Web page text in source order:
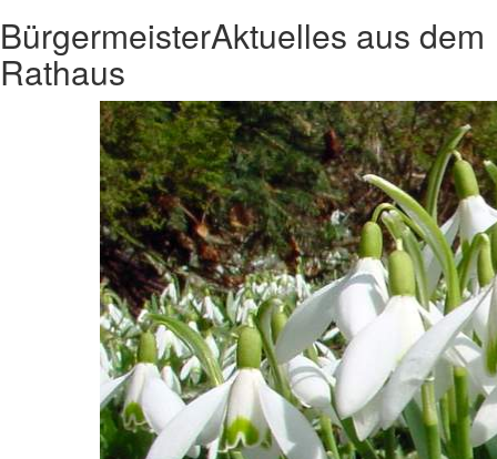
BürgermeisterAktuelles aus dem
Rathaus